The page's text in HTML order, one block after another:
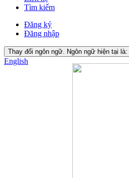
Tìm kiếm
Đăng ký
Đăng nhập
Thay đổi ngôn ngữ. Ngôn ngữ hiện tại là:
English